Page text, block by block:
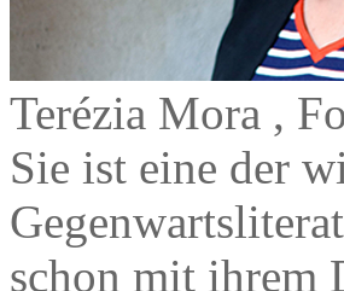
Terézia Mora ,
Sie ist eine der
schon mit ihrem